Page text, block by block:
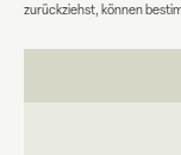
zurückziehst, können
E-
Mail